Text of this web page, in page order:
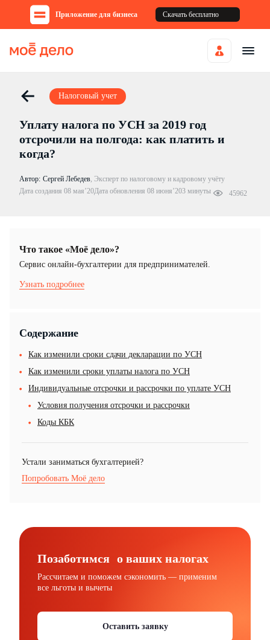
Приложение для бизнеса Скачать бесплатно
Налоговый учет
Уплату налога по УСН за 2019 год
отсрочили на полгода: как платить и
когда?
Автор: Сергей Лебедев, Эксперт по налоговому и кадровому учёту
Дата создания 08 мая’20Дата обновления 08 июня’203 минуты 45962
Что такое «Моё дело»?
Cервис онлайн-бухгалтерии для предпринимателей.
Узнать подробнее
Содержание
Как изменили сроки сдачи декларации по УСН
Как изменили сроки уплаты налога по УСН
Индивидуальные отсрочки и рассрочки по уплате УСН
Условия получения отсрочки и рассрочки
Коды КБК
Устали заниматься бухгалтерией?
Попробовать Моё дело
Позаботимся о ваших налогах
Рассчитаем и поможем сэкономить — применим
все льготы и вычеты
Оставить заявку